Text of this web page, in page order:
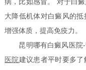
病，比如感冒。 对于白
大降低机体对白癜风的
增强体质，提高免疫力。
昆明哪有白癜风医院-
医院建议患者平时要多了